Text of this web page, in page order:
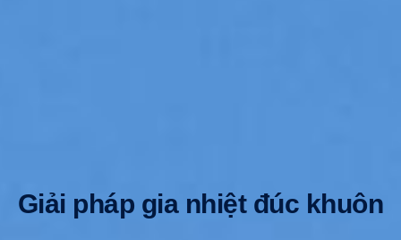
Giải pháp gia nhiệt đúc khuôn